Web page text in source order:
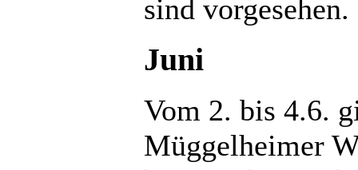
sind vorgesehen.
Juni
Vom 2. bis 4.6.
Müggelheimer